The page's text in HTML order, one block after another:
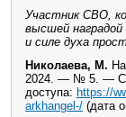
Участник СВО,
высшей наградой
и силе духа
Николаева, М.
2024. — № 5. — С.
доступа: https://
arkhangel-/ (дата